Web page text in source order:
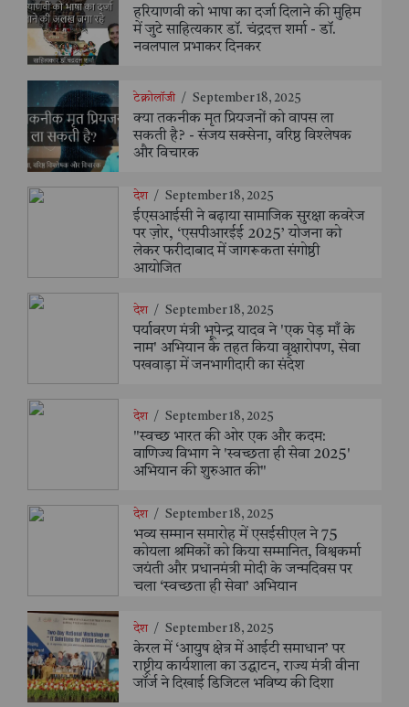
हरियाणवी को भाषा का दर्जा दिलाने की मुहिम
में जुटे साहित्यकार डॉ. चंद्रदत्त शर्मा - डॉ.
नवलपाल प्रभाकर दिनकर
टेक्नोलॉजी / September 18, 2025
क्या तकनीक मृत प्रियजनों को वापस ला
सकती है? - संजय सक्सेना, वरिष्ठ विश्लेषक
और विचारक
देश / September 18, 2025
ईएसआईसी ने बढ़ाया सामाजिक सुरक्षा कवरेज
पर ज़ोर, ‘एसपीआरईई 2025’ योजना को
लेकर फरीदाबाद में जागरूकता संगोष्ठी
आयोजित
देश / September 18, 2025
पर्यावरण मंत्री भूपेन्द्र यादव ने 'एक पेड़ माँ के
नाम' अभियान के तहत किया वृक्षारोपण, सेवा
पखवाड़ा में जनभागीदारी का संदेश
देश / September 18, 2025
"स्वच्छ भारत की ओर एक और कदम:
वाणिज्य विभाग ने 'स्वच्छता ही सेवा 2025'
अभियान की शुरुआत की"
देश / September 18, 2025
भव्य सम्मान समारोह में एसईसीएल ने 75
कोयला श्रमिकों को किया सम्मानित, विश्वकर्मा
जयंती और प्रधानमंत्री मोदी के जन्मदिवस पर
चला ‘स्वच्छता ही सेवा’ अभियान
देश / September 18, 2025
केरल में ‘आयुष क्षेत्र में आईटी समाधान’ पर
राष्ट्रीय कार्यशाला का उद्घाटन, राज्य मंत्री वीना
जॉर्ज ने दिखाई डिजिटल भविष्य की दिशा